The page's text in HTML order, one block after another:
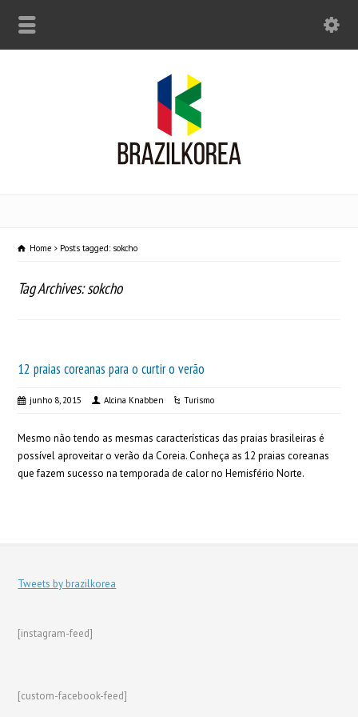
Home Posts tagged: sokcho
Tag Archives: sokcho
12 praias coreanas para o curtir o verão
junho 8, 2015 Alcina Knabben Turismo
Mesmo não tendo as mesmas características das praias brasileiras é
possível aproveitar o verão da Coreia. Conheça as 12 praias coreanas
que fazem sucesso na temporada de calor no Hemisfério Norte.
Tweets by brazilkorea
[instagram-feed]
[custom-facebook-feed]